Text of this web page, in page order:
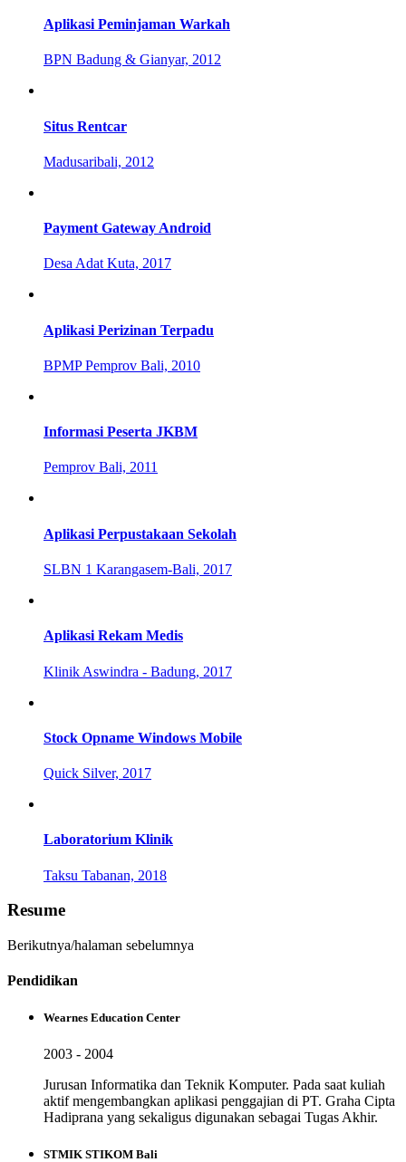
Aplikasi Peminjaman Warkah
BPN Badung & Gianyar, 2012
Situs Rentcar
Madusaribali, 2012
Payment Gateway Android
Desa Adat Kuta, 2017
Aplikasi Perizinan Terpadu
BPMP Pemprov Bali, 2010
Informasi Peserta JKBM
Pemprov Bali, 2011
Aplikasi Perpustakaan Sekolah
SLBN 1 Karangasem-Bali, 2017
Aplikasi Rekam Medis
Klinik Aswindra - Badung, 2017
Stock Opname Windows Mobile
Quick Silver, 2017
Laboratorium Klinik
Taksu Tabanan, 2018
Resume
Berikutnya/halaman sebelumnya
Pendidikan
Wearnes Education Center
2003 - 2004
Jurusan Informatika dan Teknik Komputer. Pada saat kuliah
aktif mengembangkan aplikasi penggajian di PT. Graha Cipta
Hadiprana yang sekaligus digunakan sebagai Tugas Akhir.
STMIK STIKOM Bali